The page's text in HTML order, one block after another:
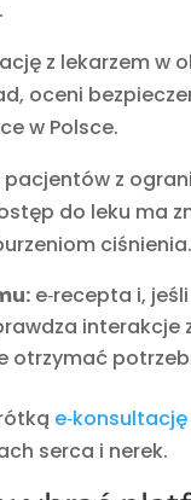
z lekarzem w
oceni
w Polsce.
pacjentów z
do leku ma
ciśnienia.
e‑recepta i,
interakcje
otrzymać
serca i nerek.